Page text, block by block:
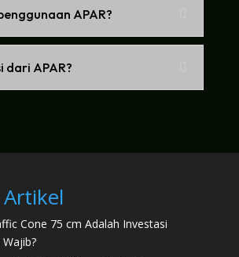
APAR?
dari APAR?
Cone 75 cm Adalah Investasi